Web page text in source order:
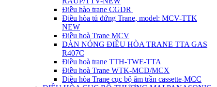
Điều hào trane CGDR
Điều hòa tủ đứng Trane, model: MCV-TTK
NEW
Điều hoà Trane MCV
DÀN NÓNG ĐIỀU HÒA TRANE TTA GAS
R407C
Điều hoà trane TTH-TWE-TTA
Điều hoà Trane WTK-MCD/MCX
Điều hòa Trane cục bộ âm trần cassette-MCC